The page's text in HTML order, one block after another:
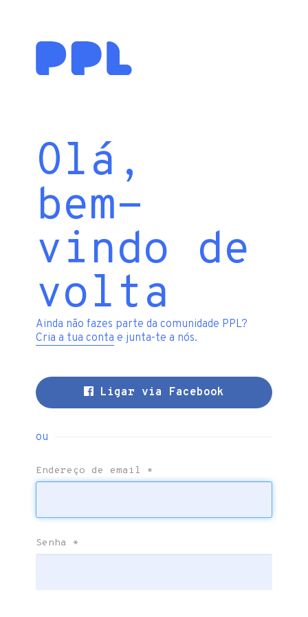
Olá,
bem-
vindo de
volta
Ainda não fazes parte da comunidade PPL?
Cria a tua conta e junta-te a nós.
Ligar via Facebook
ou
Endereço de email *
Senha *